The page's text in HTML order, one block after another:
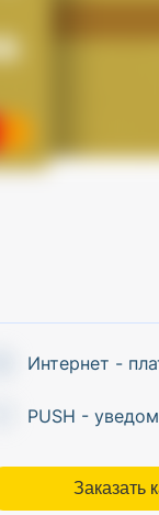
Интернет -
PUSH -
Заказать